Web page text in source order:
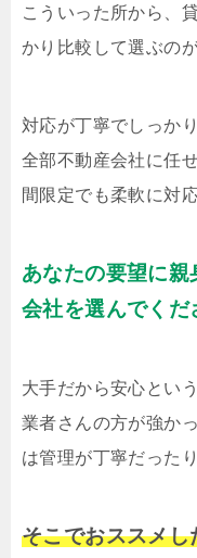
こういった所から、
かり比較して選ぶの
対応が丁寧でしっか
全部不動産会社に任
間限定でも柔軟に対
あなたの要望に
会社を選んでくだ
大手だから安心とい
業者さんの方が強か
は管理が丁寧だった
そこでおススメ